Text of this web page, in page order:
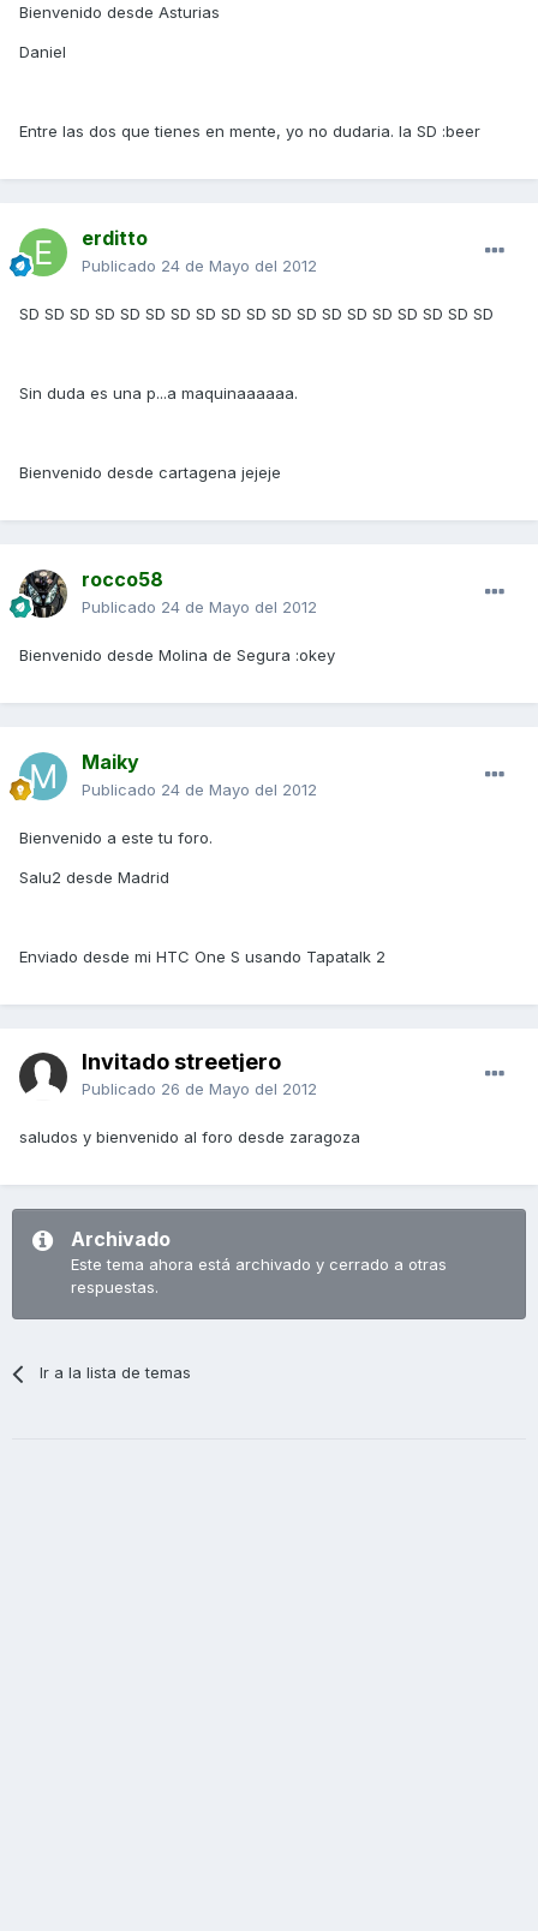
Bienvenido desde Asturias
Daniel
Entre las dos que tienes en mente, yo no dudaria. la SD :beer
erditto
Publicado 24 de Mayo del 2012
SD SD SD SD SD SD SD SD SD SD SD SD SD SD SD SD SD SD SD
Sin duda es una p...a maquinaaaaaa.
Bienvenido desde cartagena jejeje
rocco58
Publicado 24 de Mayo del 2012
Bienvenido desde Molina de Segura :okey
Maiky
Publicado 24 de Mayo del 2012
Bienvenido a este tu foro.
Salu2 desde Madrid
Enviado desde mi HTC One S usando Tapatalk 2
Invitado streetjero
Publicado 26 de Mayo del 2012
saludos y bienvenido al foro desde zaragoza
Archivado
Este tema ahora está archivado y cerrado a otras
respuestas.
Ir a la lista de temas